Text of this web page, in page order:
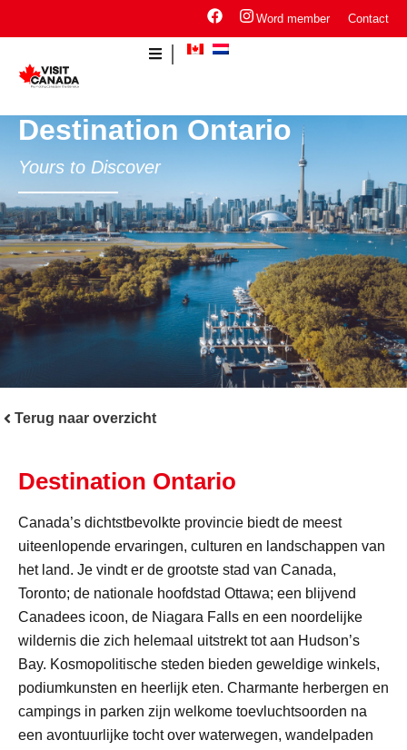
Word member Contact
Destination Ontario
Yours to Discover
Terug naar overzicht
Destination Ontario
Canada’s dichtstbevolkte provincie biedt de meest
uiteenlopende ervaringen, culturen en landschappen van
het land. Je vindt er de grootste stad van Canada,
Toronto; de nationale hoofdstad Ottawa; een blijvend
Canadees icoon, de Niagara Falls en een noordelijke
wildernis die zich helemaal uitstrekt tot aan Hudson’s
Bay. Kosmopolitische steden bieden geweldige winkels,
podiumkunsten en heerlijk eten. Charmante herbergen en
campings in parken zijn welkome toevluchtsoorden na
een avontuurlijke tocht over waterwegen, wandelpaden